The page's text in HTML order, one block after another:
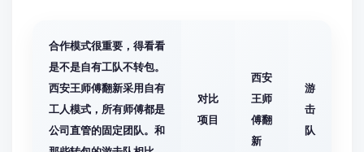
合作模式很重要，得看看
是不是自有工队不转包。
西安王师傅翻新采用自有
工人模式，所有师傅都是
公司直管的固定团队。和
对比
项目
西安
王师
傅翻
新
游
击
队